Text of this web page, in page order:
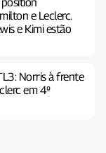
e Leclerc.
e Kimi estão
Norris à frente
em 4º